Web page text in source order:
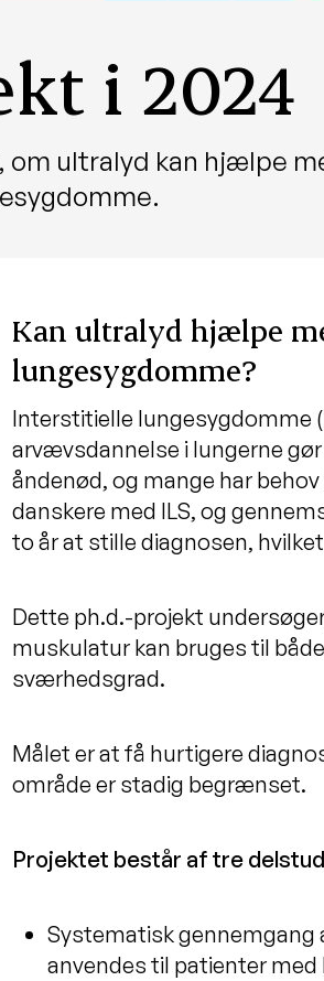
i 2024
om ultralyd kan hjælpe
Kan ultralyd hjælpe
lungesygdomme?
Interstitielle lungesygdomme
arvævsdannelse i lungerne
åndenød, og mange har
danskere med ILS, og
to år at stille diagnosen,
Dette ph.d.-projekt
muskulatur kan bruges til
sværhedsgrad.
Målet er at få hurtigere
område er stadig begrænset.
Projektet består af tre
Systematisk gennemgang
anvendes til patienter